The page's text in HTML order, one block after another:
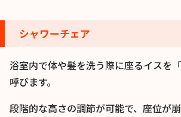
シャワーチェア
浴室内で体や髪を洗う際に座るイスを
呼びます。
段階的な高さの調節が可能で、座位が